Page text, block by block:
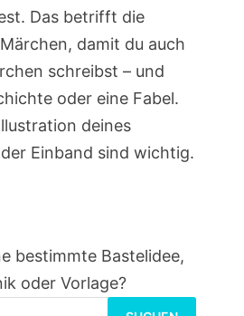
Das betrifft die
damit du auch
schreibst – und
oder eine Fabel.
deines
Einband sind wichtig.
bestimmte Bastelidee,
oder Vorlage?